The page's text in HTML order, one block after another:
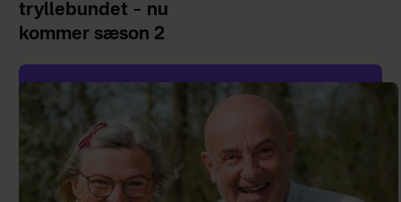
tryllebundet – nu
kommer sæson 2